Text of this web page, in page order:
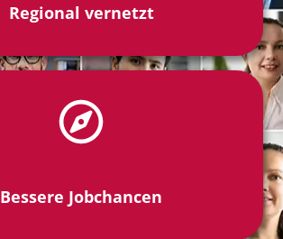
Regional vernetzt
Bessere Jobchancen